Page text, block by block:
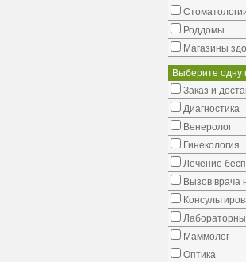
Роддомы
Магазины
Выберите одну
Заказ и
Диагностика
Венеролог
Гинекология
Лечение
Вызов врача
Маммолог
Оптика